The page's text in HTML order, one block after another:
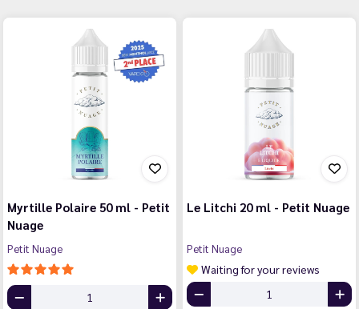
Myrtille Polaire 50 ml - Petit
Nuage
Petit Nuage
Le Litchi 20 ml - Petit Nuage
Petit Nuage
Waiting for your reviews